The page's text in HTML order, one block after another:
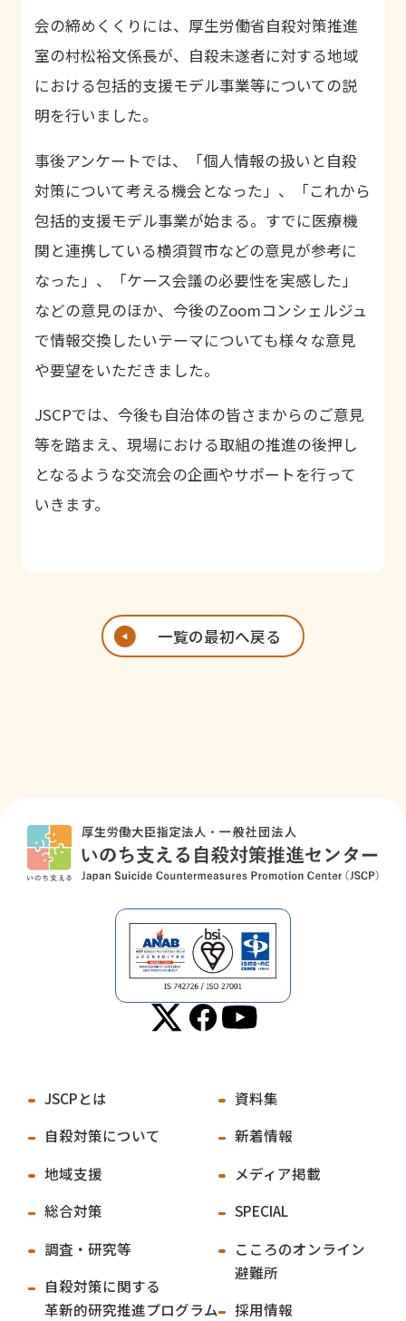
会の締めくくりには、厚生労働省自殺対策推進
室の村松裕文係長が、自殺未遂者に対する地域
における包括的支援モデル事業等についての説
明を行いました。
事後アンケートでは、「個人情報の扱いと自殺
対策について考える機会となった」、「これから
包括的支援モデル事業が始まる。すでに医療機
関と連携している横須賀市などの意見が参考に
なった」、「ケース会議の必要性を実感した」
などの意見のほか、今後のZoomコンシェルジュ
で情報交換したいテーマについても様々な意見
や要望をいただきました。
JSCPでは、今後も自治体の皆さまからのご意見
等を踏まえ、現場における取組の推進の後押し
となるような交流会の企画やサポートを行って
いきます。
一覧の最初へ戻る
JSCPとは
自殺対策について
地域支援
総合対策
調査・研究等
自殺対策に関する
革新的研究推進プログラム
資料集
新着情報
メディア掲載
SPECIAL
こころのオンライン
避難所
採用情報